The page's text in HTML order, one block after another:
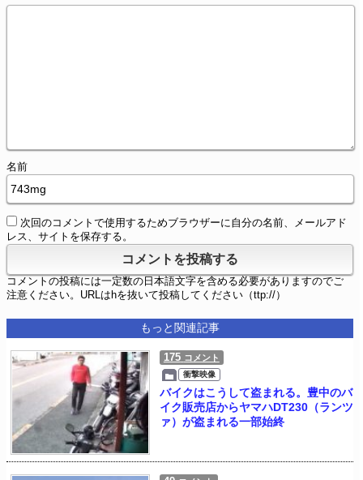
名前
次回のコメントで使用するためブラウザーに自分の名前、メールアド
レス、サイトを保存する。
コメントの投稿には一定数の日本語文字を含める必要がありますのでご
注意ください。URLはhを抜いて投稿してください（ttp://）
もっと関連記事
175 コメント
衝撃映像
バイクはこうして盗まれる。豊中のバ
イク販売店からヤマハDT230（ランツ
ァ）が盗まれる一部始終